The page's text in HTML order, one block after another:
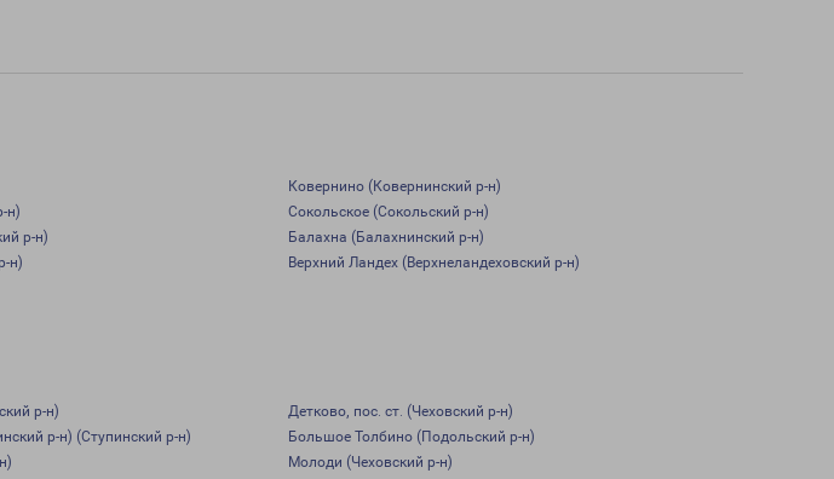
Ковернино (Ковернинский р-н)
н)
Сокольское (Сокольский р-н)
р-н)
Балахна (Балахнинский р-н)
н) Верхний Ландех (Верхнеландеховский р-н)
р-н)
Детково, пос. ст. (Чеховский р-н)
р-н) (Ступинский р-н)
Большое Толбино (Подольский р-н)
Молоди (Чеховский р-н)